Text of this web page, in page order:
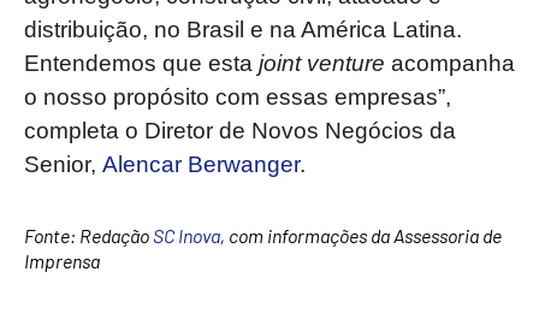
distribuição, no Brasil e na América Latina.
Entendemos que esta joint venture acompanha
o nosso propósito com essas empresas”,
completa o Diretor de Novos Negócios da
Senior, Alencar Berwanger.
Fonte: RedaçãoSC Inova, com informações da Assessoria de
Imprensa